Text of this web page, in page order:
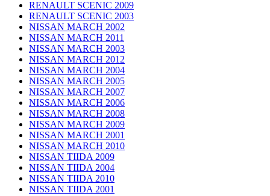
RENAULT SCENIC 2009
RENAULT SCENIC 2003
NISSAN MARCH 2002
NISSAN MARCH 2011
NISSAN MARCH 2003
NISSAN MARCH 2012
NISSAN MARCH 2004
NISSAN MARCH 2005
NISSAN MARCH 2007
NISSAN MARCH 2006
NISSAN MARCH 2008
NISSAN MARCH 2009
NISSAN MARCH 2001
NISSAN MARCH 2010
NISSAN TIIDA 2009
NISSAN TIIDA 2004
NISSAN TIIDA 2010
NISSAN TIIDA 2001